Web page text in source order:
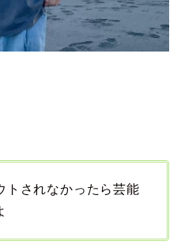
トされなかったら芸能